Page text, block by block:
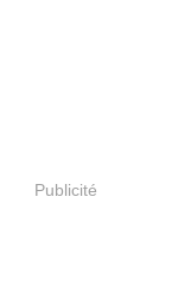
Publicité